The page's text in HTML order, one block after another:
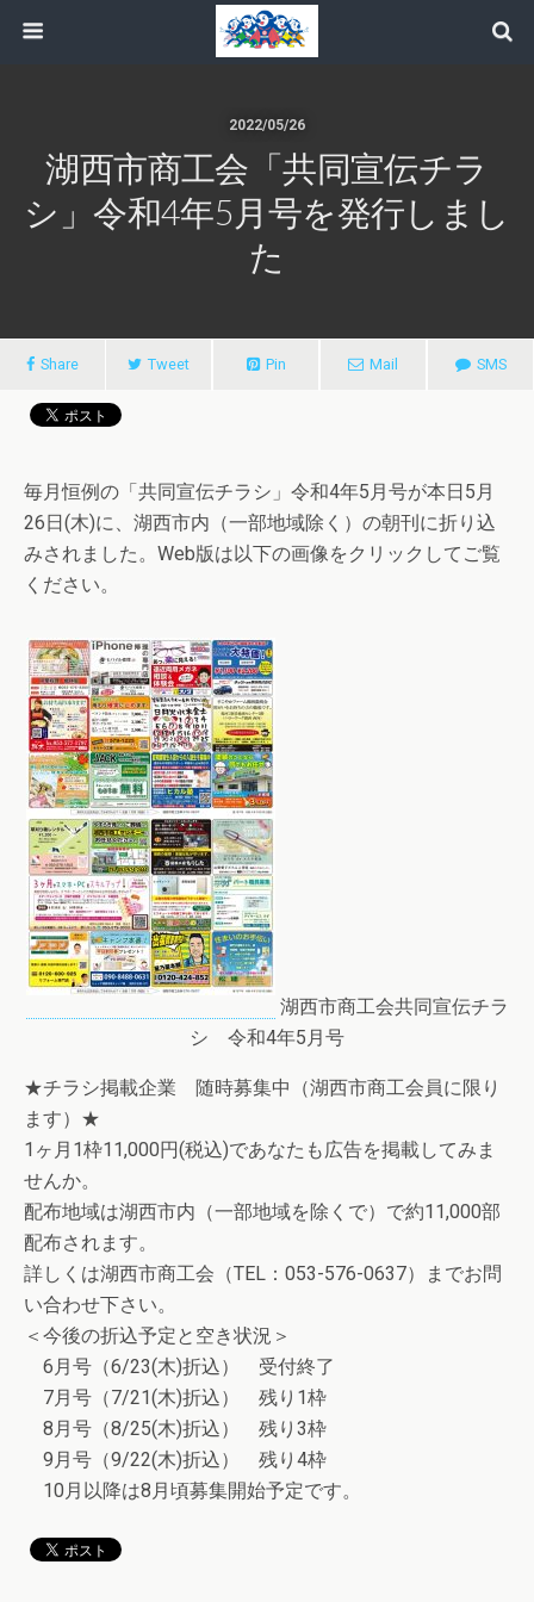
2022/05/26
湖西市商工会「共同宣伝チラ
シ」令和4年5月号を発行しまし
た
Share Tweet Pin Mail SMS
毎月恒例の「共同宣伝チラシ」令和4年5月号が本日5月
26日(木)に、湖西市内（一部地域除く）の朝刊に折り込
みされました。Web版は以下の画像をクリックしてご覧
ください。
湖西市商工会共同宣伝チラ
シ 令和4年5月号
★チラシ掲載企業 随時募集中（湖西市商工会員に限り
ます）★
1ヶ月1枠11,000円(税込)であなたも広告を掲載してみま
せんか。
配布地域は湖西市内（一部地域を除くで）で約11,000部
配布されます。
詳しくは湖西市商工会（TEL：053-576-0637）までお問
い合わせ下さい。
＜今後の折込予定と空き状況＞
6月号（6/23(木)折込） 受付終了
7月号（7/21(木)折込） 残り1枠
8月号（8/25(木)折込） 残り3枠
9月号（9/22(木)折込） 残り4枠
10月以降は8月頃募集開始予定です。